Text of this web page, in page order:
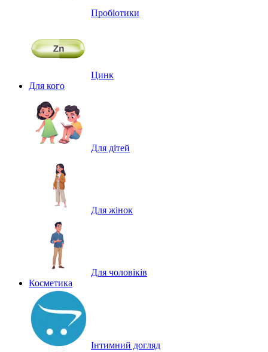
Пробіотики
Цинк
Для кого
Для дітей
Для жінок
Для чоловіків
Косметика
Інтимний догляд